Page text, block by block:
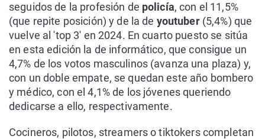
seguidos de la profesión de policía, con el 11,5%
(que repite posición) y de la de youtuber (5,4%) que
vuelve al 'top 3' en 2024. En cuarto puesto se sitúa
en esta edición la de informático, que consigue un
4,7% de los votos masculinos (avanza una plaza) y,
con un doble empate, se quedan este año bombero
y médico, con el 4,1% de los jóvenes queriendo
dedicarse a ello, respectivamente.
Cocineros, pilotos, streamers o tiktokers completan